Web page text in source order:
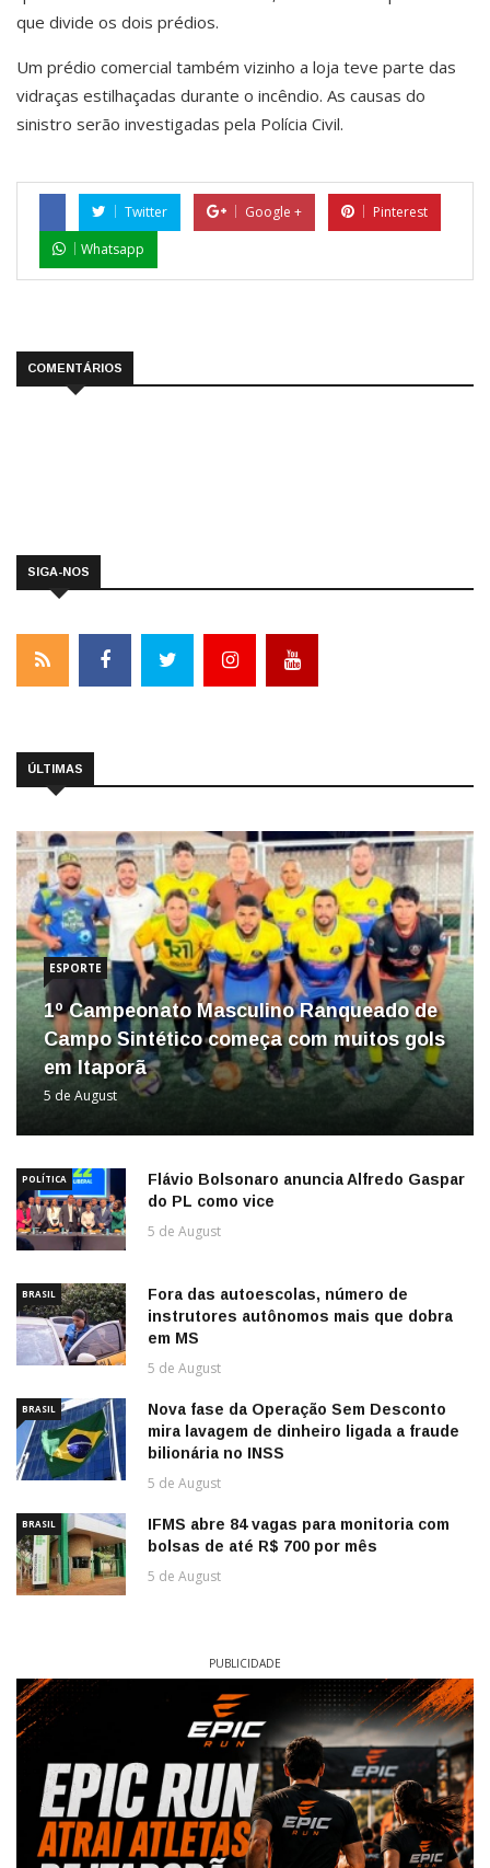
que divide os dois prédios.
Um prédio comercial também vizinho a loja teve parte das
vidraças estilhaçadas durante o incêndio. As causas do
sinistro serão investigadas pela Polícia Civil.
Twitter Google +
Pinterest
Whatsapp
COMENTÁRIOS
SIGA-NOS
ÚLTIMAS
ESPORTE
1º Campeonato Masculino Ranqueado de
Campo Sintético começa com muitos gols
em Itaporã
5 de August
POLÍTICA
Flávio Bolsonaro anuncia Alfredo Gaspar
do PL como vice
5 de August
BRASIL
Fora das autoescolas, número de
instrutores autônomos mais que dobra
em MS
5 de August
BRASIL
Nova fase da Operação Sem Desconto
mira lavagem de dinheiro ligada a fraude
bilionária no INSS
5 de August
BRASIL
IFMS abre 84 vagas para monitoria com
bolsas de até R$ 700 por mês
5 de August
PUBLICIDADE